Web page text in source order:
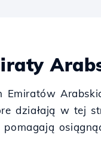
działają w tej